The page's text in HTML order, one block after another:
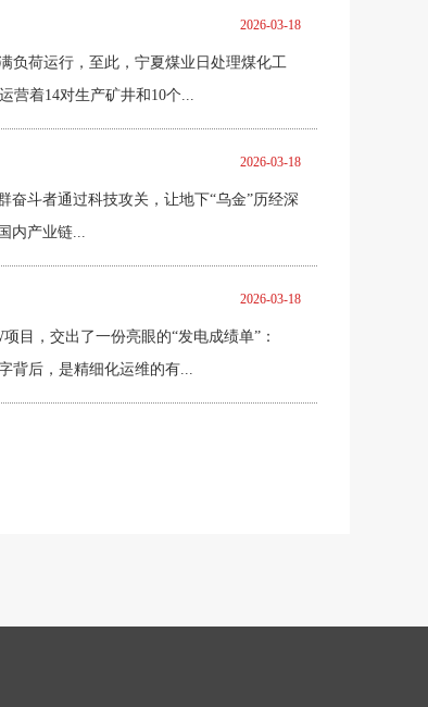
2026-03-18
负荷运行，至此，宁夏煤业日处理煤化工
营着14对生产矿井和10个...
2026-03-18
奋斗者通过科技攻关，让地下“乌金”历经深
内产业链...
2026-03-18
目，交出了一份亮眼的“发电成绩单”：
背后，是精细化运维的有...